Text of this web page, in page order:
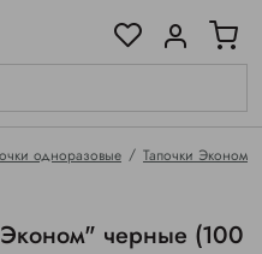
одноразовые Тапочки Эконом
черные (100